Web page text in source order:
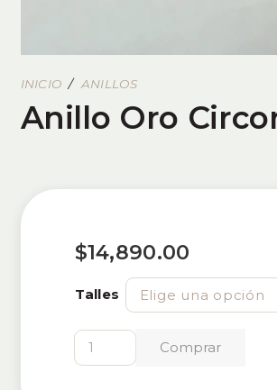
INICIO / ANILLOS
Anillo Oro
$14,890.00
Talles
Anillo
Oro
Comprar